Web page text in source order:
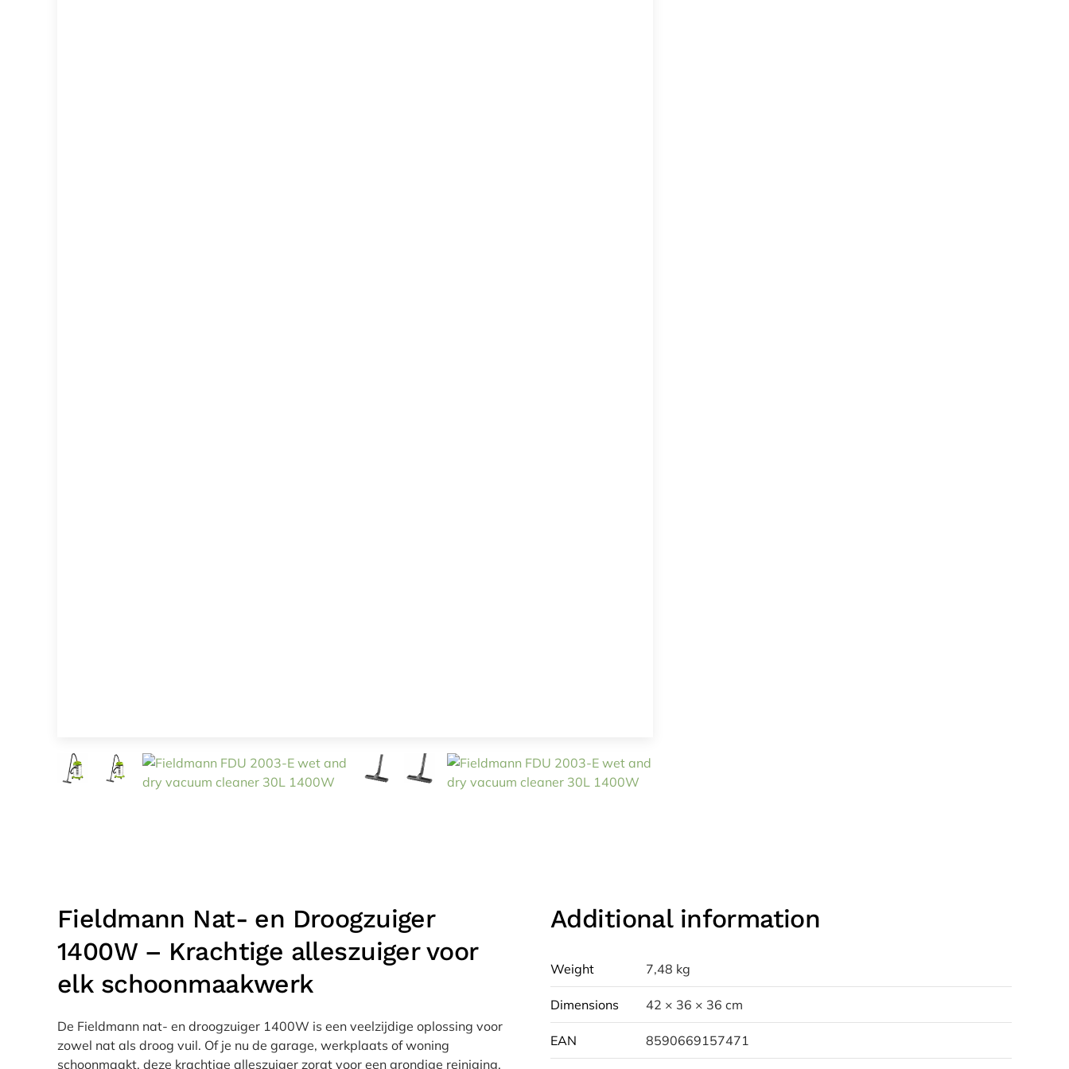
Fieldmann Nat- en Droogzuiger
1400W – Krachtige alleszuiger voor
elk schoonmaakwerk
De Fieldmann nat- en droogzuiger 1400W is een veelzijdige oplossing voor
zowel nat als droog vuil. Of je nu de garage, werkplaats of woning
schoonmaakt, deze krachtige alleszuiger zorgt voor een grondige reiniging.
Additional information
Weight 7,48 kg
Dimensions 42 × 36 × 36 cm
EAN 8590669157471